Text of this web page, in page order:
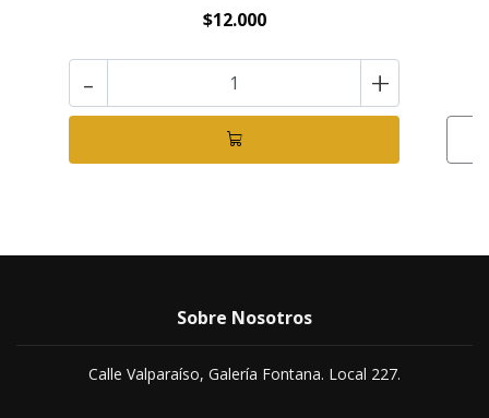
$12.000
- +
Sobre Nosotros
Calle Valparaíso, Galería Fontana. Local 227.